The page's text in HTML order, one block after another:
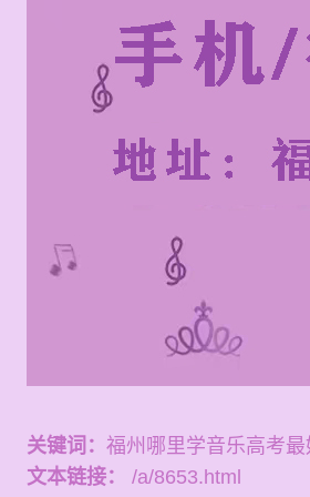
关键词： 福州哪里学音乐高考最
文本链接：
/a/8653.html